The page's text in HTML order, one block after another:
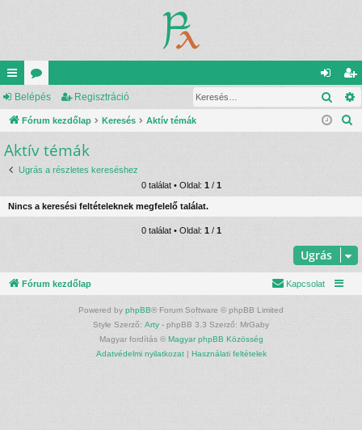
yo
rs
lin
ke
k
ór
u
m
ok
el
ép
eg
is
ió
Belépés Regisztráció
Fórum kezdőlap Keresés Aktív témák
Aktív témák
Ugrás a részletes kereséshez
0 találat • Oldal: 1 / 1
Nincs a keresési feltételeknek megfelelő találat.
0 találat • Oldal: 1 / 1
Ugrás
Fórum kezdőlap Kapcsolat
Powered by phpBB® Forum Software © phpBB Limited
Style Szerző: Arty - phpBB 3.3 Szerző: MrGaby
Magyar fordítás © Magyar phpBB Közösség
Adatvédelmi nyilatkozat| Használati feltételek